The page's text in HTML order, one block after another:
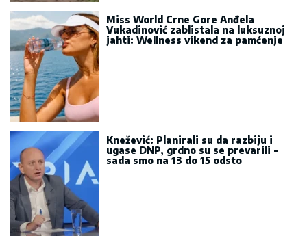
Miss World Crne Gore Anđela
Vukadinović zablistala na luksuznoj
jahti: Wellness vikend za pamćenje
Knežević: Planirali su da razbiju i
ugase DNP, grdno su se prevarili -
sada smo na 13 do 15 odsto